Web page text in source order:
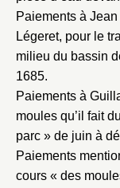
Paiements à
Légeret, pour le
milieu du bassin
1685.
Paiements à
moules qu’il fait
parc » de juin à
Paiements
cours « des
Nouveau
Mot de
Vous n'êtes pas